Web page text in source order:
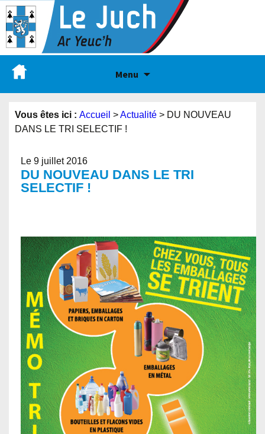
Menu
Vous êtes ici : Accueil >Actualité > DU NOUVEAU
DANS LE TRI SELECTIF !
Le 9 juillet 2016
DU NOUVEAU DANS LE TRI
SELECTIF !